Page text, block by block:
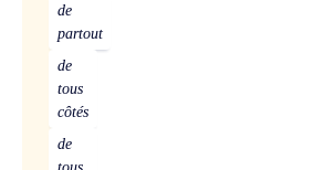
de
partout
de
tous
côtés
de